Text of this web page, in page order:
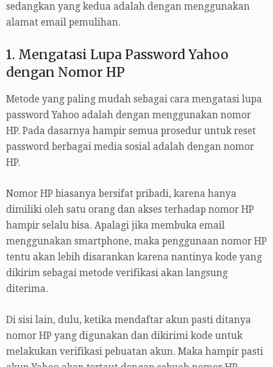
sedangkan yang kedua adalah dengan menggunakan
alamat email pemulihan.
1. Mengatasi Lupa Password Yahoo
dengan Nomor HP
Metode yang paling mudah sebagai cara mengatasi lupa
password Yahoo adalah dengan menggunakan nomor
HP. Pada dasarnya hampir semua prosedur untuk reset
password berbagai media sosial adalah dengan nomor
HP.
Nomor HP biasanya bersifat pribadi, karena hanya
dimiliki oleh satu orang dan akses terhadap nomor HP
hampir selalu bisa. Apalagi jika membuka email
menggunakan smartphone, maka penggunaan nomor HP
tentu akan lebih disarankan karena nantinya kode yang
dikirim sebagai metode verifikasi akan langsung
diterima.
Di sisi lain, dulu, ketika mendaftar akun pasti ditanya
nomor HP yang digunakan dan dikirimi kode untuk
melakukan verifikasi pebuatan akun. Maka hampir pasti